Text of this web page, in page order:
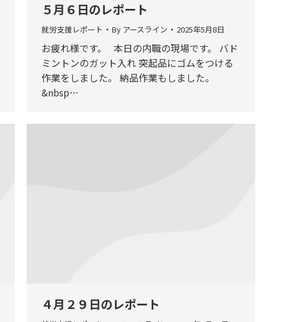
５月６日のレポート
就労支援レポート By アースライン 2025年5月8日
お疲れ様です。 本日の内職の現場です。 バド
ミントンのガット入れ 突起品にゴムをつける
作業をしました。 納品作業もしました。
&nbsp…
４月２９日のレポート